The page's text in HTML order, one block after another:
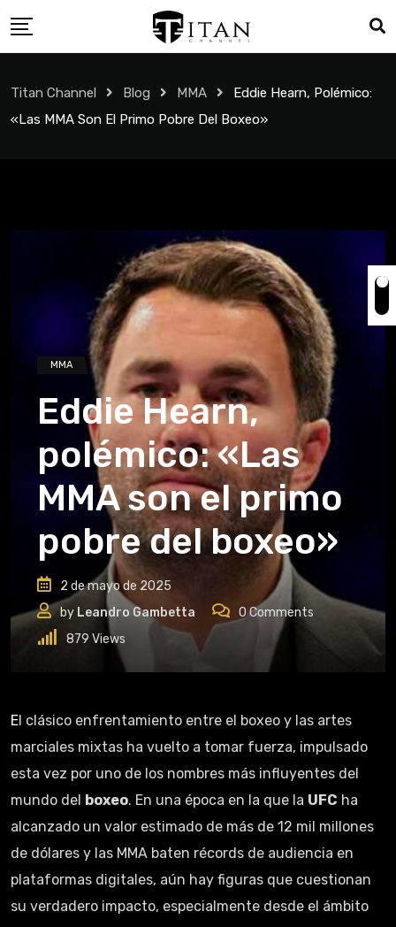
Titan Channel Blog MMA
Eddie Hearn, Polémico:
«Las MMA Son El Primo Pobre Del Boxeo»
MMA
Eddie Hearn,
polémico: «Las
MMA son el primo
pobre del boxeo»
2 de mayo de 2025
by Leandro Gambetta 0Comments
879 Views
El clásico enfrentamiento entre el boxeo y las artes
marciales mixtas ha vuelto a tomar fuerza, impulsado
esta vez por uno de los nombres más influyentes del
mundo del boxeo. En una época en la que la UFC ha
alcanzado un valor estimado de más de 12 mil millones
de dólares y las MMA baten récords de audiencia en
plataformas digitales, aún hay figuras que cuestionan
su verdadero impacto, especialmente desde el ámbito